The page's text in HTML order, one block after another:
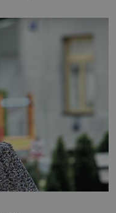
doba, když